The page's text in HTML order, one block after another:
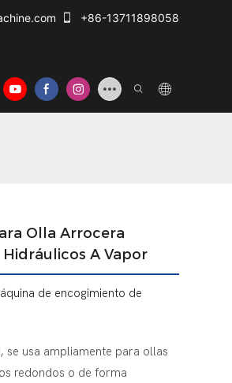
+86-13711898058
información Contáctenos
Olla Arrocera
A Vapor
de encogimiento de
usa ampliamente para ollas
redondos o de forma